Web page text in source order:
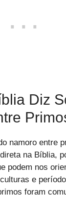
Diz
namoro entre
na Bíblia,
podem nos
e
foram